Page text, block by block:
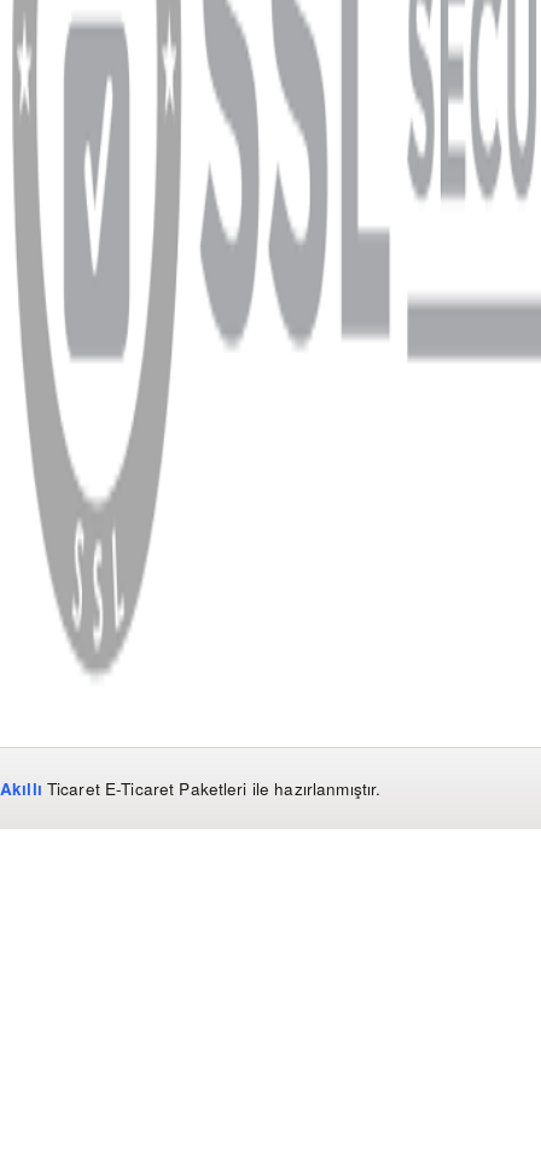
info@dukkanhifi.com 0850 441 40 44
Çalışma Saatleri: Pazartesi - Cuma 09:30 - 19:30, Cumartesi 10:00 - 18:00
WhatsApp Facebook
Copyright
2026 Dükkan Hifi
Akıllı Ticaret E-Ticaret Paketleri ile hazırlanmıştır.